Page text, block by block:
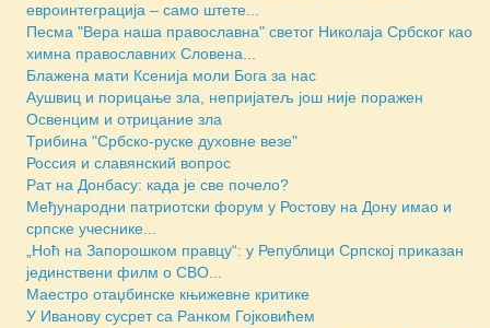
евроинтеграција – само штете...
Песма "Вера наша православна" светог Николаја Србског као
химна православних Словена...
Блажена мати Ксенија моли Бога за нас
Аушвиц и порицање зла, непријатељ још није поражен
Освенцим и отрицание зла
Трибина "Србско-руске духовне везе"
Россия и славянский вопрос
Рат на Донбасу: када је све почело?
Међународни патриотски форум у Ростову на Дону имао и
српске учеснике...
„Ноћ на Запорошком правцу“: у Републици Српској приказан
јединствени филм о СВО...
Маестро отаџбинске књижевне критике
У Иванову сусрет са Ранком Гојковићем